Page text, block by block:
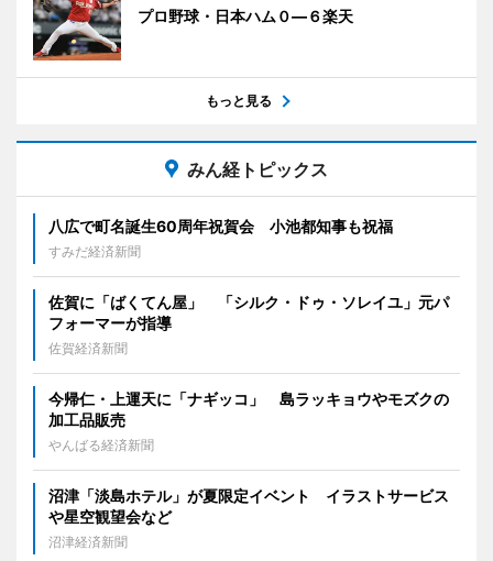
プロ野球・日本ハム０―６楽天
もっと見る
みん経トピックス
八広で町名誕生60周年祝賀会 小池都知事も祝福
すみだ経済新聞
佐賀に「ばくてん屋」 「シルク・ドゥ・ソレイユ」元パ
フォーマーが指導
佐賀経済新聞
今帰仁・上運天に「ナギッコ」 島ラッキョウやモズクの
加工品販売
やんばる経済新聞
沼津「淡島ホテル」が夏限定イベント イラストサービス
や星空観望会など
沼津経済新聞